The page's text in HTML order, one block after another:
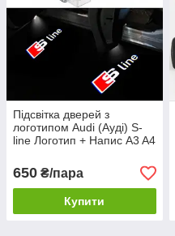
Підсвітка дверей з
логотипом Audi (Ауді) S-
line Логотип + Напис A3 A4
650 ₴/пара
Купити